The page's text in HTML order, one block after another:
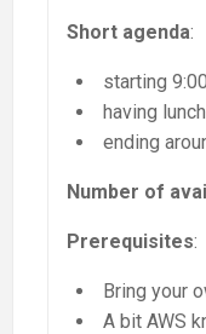
Short agenda:
starting 9:00
having
ending
Number of
Prerequisites:
Bring your
A bit AWS